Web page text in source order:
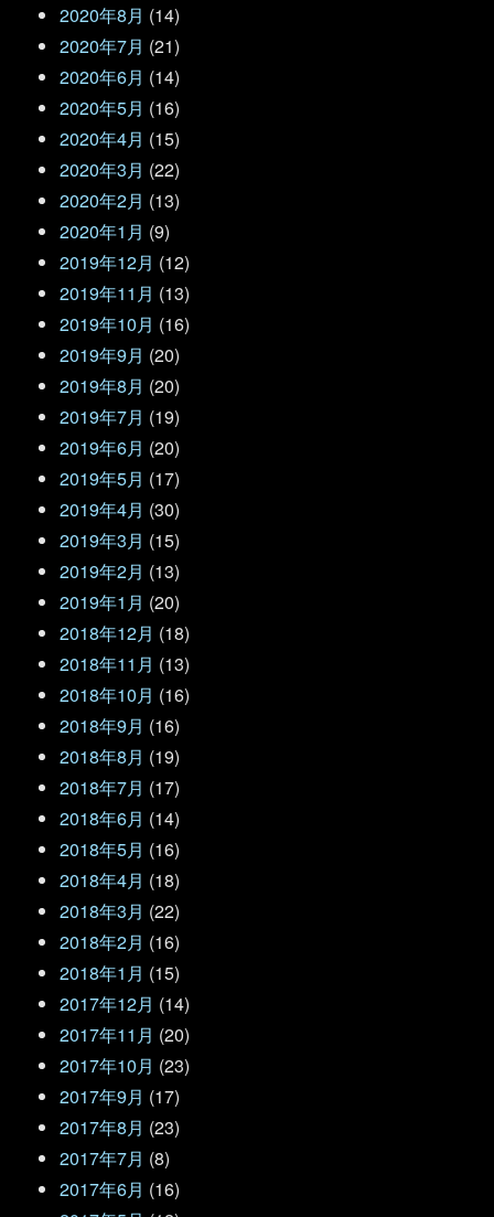
2020年8月 (14)
2020年7月 (21)
2020年6月 (14)
2020年5月 (16)
2020年4月 (15)
2020年3月 (22)
2020年2月 (13)
2020年1月 (9)
2019年12月 (12)
2019年11月 (13)
2019年10月 (16)
2019年9月 (20)
2019年8月 (20)
2019年7月 (19)
2019年6月 (20)
2019年5月 (17)
2019年4月 (30)
2019年3月 (15)
2019年2月 (13)
2019年1月 (20)
2018年12月 (18)
2018年11月 (13)
2018年10月 (16)
2018年9月 (16)
2018年8月 (19)
2018年7月 (17)
2018年6月 (14)
2018年5月 (16)
2018年4月 (18)
2018年3月 (22)
2018年2月 (16)
2018年1月 (15)
2017年12月 (14)
2017年11月 (20)
2017年10月 (23)
2017年9月 (17)
2017年8月 (23)
2017年7月 (8)
2017年6月 (16)